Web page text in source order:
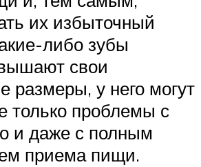
их избыточный
либо зубы
свои
размеры, у него могут
только проблемы с
и даже с полным
приема пищи.